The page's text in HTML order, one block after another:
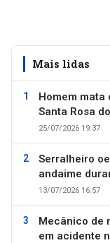
Mais lidas
Homem
Santa Rosa
25/07/2026 19:37
Serralheiro
andaime
13/07/2026 16:57
Mecânico de
em acidente